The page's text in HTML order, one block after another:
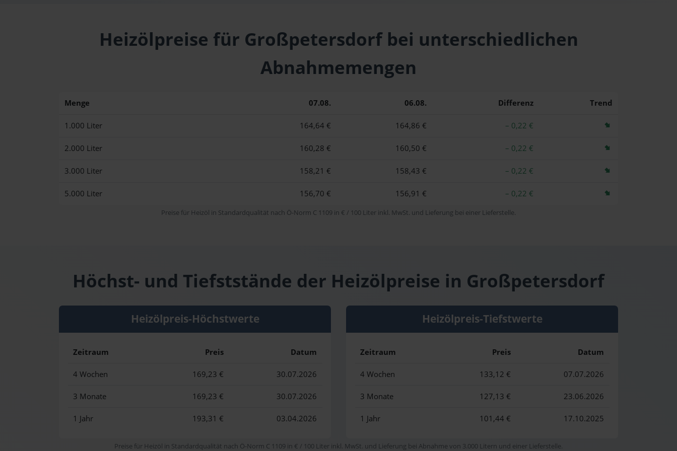
Heizölpreise für Großpetersdorf bei unterschiedlichen
Abnahmemengen
Menge 07.08. 06.08. Differenz Trend
1.000 Liter 164,64 € 164,86 € – 0,22 €
2.000 Liter 160,28 € 160,50 € – 0,22 €
3.000 Liter 158,21 € 158,43 € – 0,22 €
5.000 Liter 156,70 € 156,91 € – 0,22 €
Preise für Heizöl in Standardqualität nach Ö-Norm C 1109 in € / 100 Liter inkl. MwSt. und Lieferung bei einer Lieferstelle.
Höchst- und Tiefststände der Heizölpreise in Großpetersdorf
Heizölpreis-Höchstwerte
Zeitraum Preis Datum
4 Wochen 169,23 € 30.07.2026
3 Monate 169,23 € 30.07.2026
1 Jahr 193,31 € 03.04.2026
Heizölpreis-Tiefstwerte
Zeitraum Preis Datum
4 Wochen 133,12 € 07.07.2026
3 Monate 127,13 € 23.06.2026
1 Jahr 101,44 € 17.10.2025
Preise für Heizöl in Standardqualität nach Ö-Norm C 1109 in € / 100 Liter inkl. MwSt. und Lieferung bei Abnahme von 3.000 Litern und einer Lieferstelle.